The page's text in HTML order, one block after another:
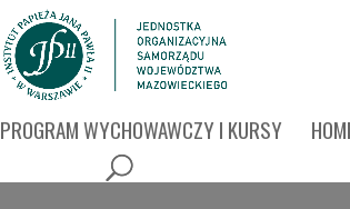
PROGRAM WYCHOWAWCZY I KURSY